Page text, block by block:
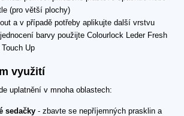
(pro větší plochy)
a v případě potřeby aplikujte další vrstvu
barvy použijte Colourlock Leder Fresh
Up
využití
uplatnění v mnoha oblastech:
sedačky - zbavte se nepříjemných prasklin a